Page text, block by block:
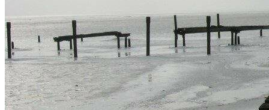
WEBCAMZ
WEBCAM 24H
WEBER – KONFORM
RÜGEN PUTBUS